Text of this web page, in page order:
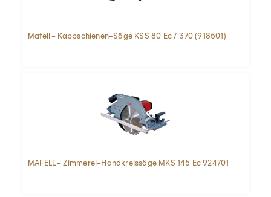
Mafell - Kappschienen-Säge KSS 80 Ec / 370 (918501)
MAFELL - Zimmerei-Handkreissäge MKS 145 Ec 924701